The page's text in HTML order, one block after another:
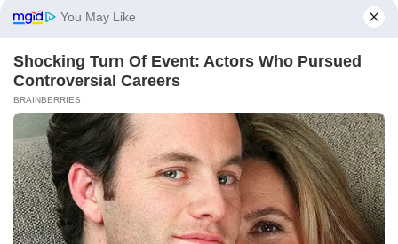
BUZZ DAY
HABERION
What They Found Inside This Iceberg Shocked Scientists!